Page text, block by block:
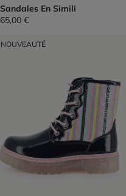
Sandales En Simili
65,00 €
NOUVEAUTÉ